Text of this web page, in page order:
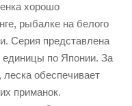
хорошо
рыбалке на белого
Серия представлена
единицы по Японии. За
леска обеспечивает
приманок.